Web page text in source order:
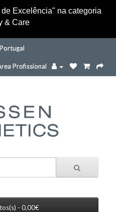
Excelência" na categoria
& Care
Profissional
- 0,00€